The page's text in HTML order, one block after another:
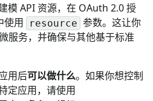
模 API 资源，在 OAuth 2.0 授
使用
resource 参数。这让你
服务，并确保与其他基于标准
用后可以做什么。如果你想控制
定应用，请使用